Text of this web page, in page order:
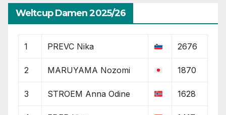
Weltcup Damen 2025/26
1 PREVC Nika 2676
2 MARUYAMA Nozomi 1870
3 STROEM Anna Odine 1628